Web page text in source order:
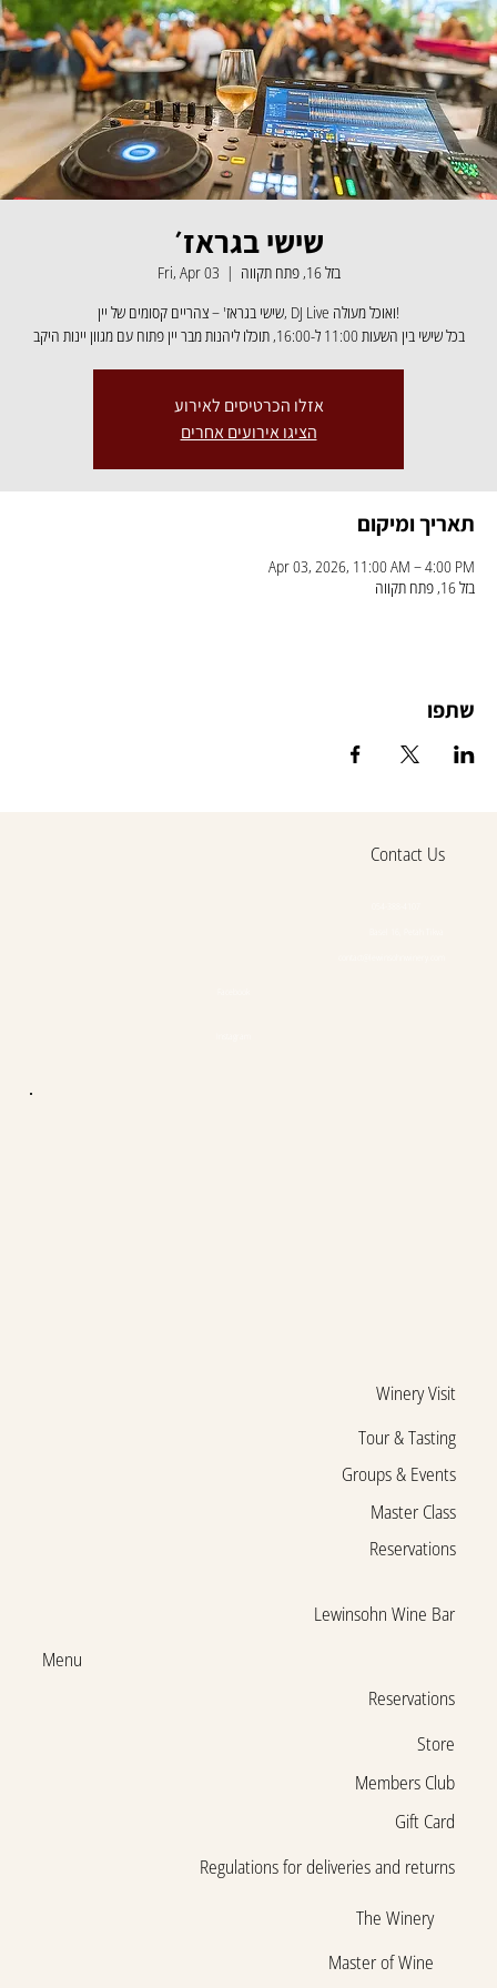
שישי בגראז׳
Fri, Apr 03
  |
בזל 16, פתח תקווה
שישי בגראז' – צהריים קסומים של יין, DJ Live ואוכל מעולה!
בכל שישי בין השעות 11:00 ל-16:00, תוכלו ליהנות מבר יין פתוח עם מגוון יינות היקב
אזלו הכרטיסים לאירוע
הציגו אירועים אחרים
תאריך ומיקום
Apr 03, 2026, 11:00 AM – 4:00 PM
בזל 16, פתח תקווה
שתפו
Contact Us
The Winery
Master of Wine
Winery Visit
Tour & Tasting
Groups & Events
Master Class
Reservations
Lewinsohn Wine Bar
Menu
Reservations
Store
Gift Card
Members Club
Regulations for deliveries and returns